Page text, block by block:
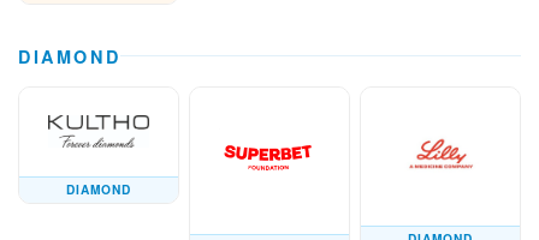
DIAMOND
DIAMOND